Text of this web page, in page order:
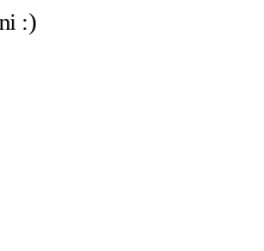
:)